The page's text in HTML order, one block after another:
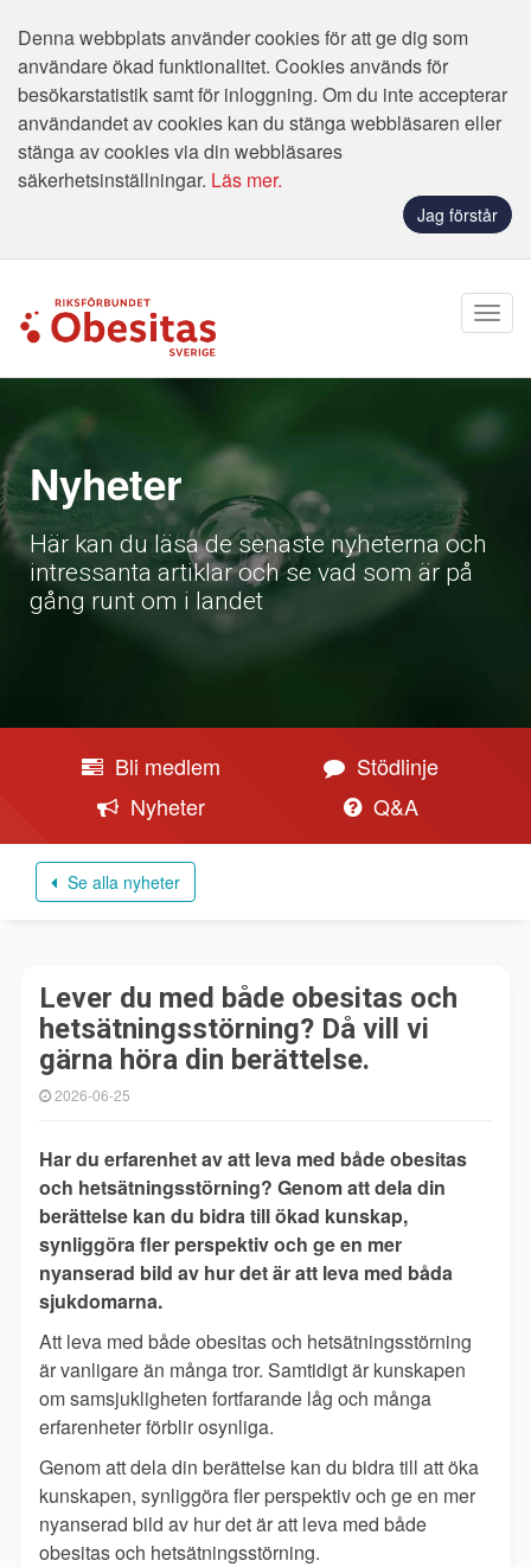
Denna webbplats använder cookies för att ge dig som
användare ökad funktionalitet. Cookies används för
besökarstatistik samt för inloggning. Om du inte accepterar
användandet av cookies kan du stänga webbläsaren eller
stänga av cookies via din webbläsares
säkerhetsinställningar. Läs mer.
Jag förstår
Nyheter
Här kan du läsa de senaste nyheterna och
intressanta artiklar och se vad som är på
gång runt om i landet
Bli medlem
Stödlinje
Nyheter
Q&A
Se alla nyheter
Lever du med både obesitas och
hetsätningsstörning? Då vill vi
gärna höra din berättelse.
2026-06-25
Har du erfarenhet av att leva med både obesitas
och hetsätningsstörning? Genom att dela din
berättelse kan du bidra till ökad kunskap,
synliggöra fler perspektiv och ge en mer
nyanserad bild av hur det är att leva med båda
sjukdomarna.
Att leva med både obesitas och hetsätningsstörning
är vanligare än många tror. Samtidigt är kunskapen
om samsjukligheten fortfarande låg och många
erfarenheter förblir osynliga.
Genom att dela din berättelse kan du bidra till att öka
kunskapen, synliggöra fler perspektiv och ge en mer
nyanserad bild av hur det är att leva med både
obesitas och hetsätningsstörning.